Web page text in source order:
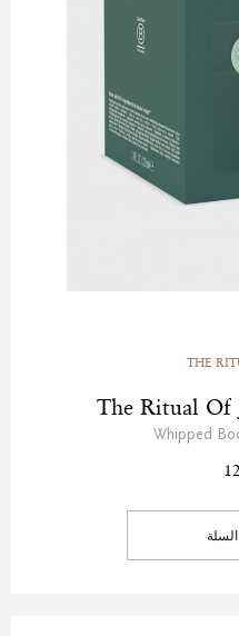
THE
The Ritual Of
Whipped